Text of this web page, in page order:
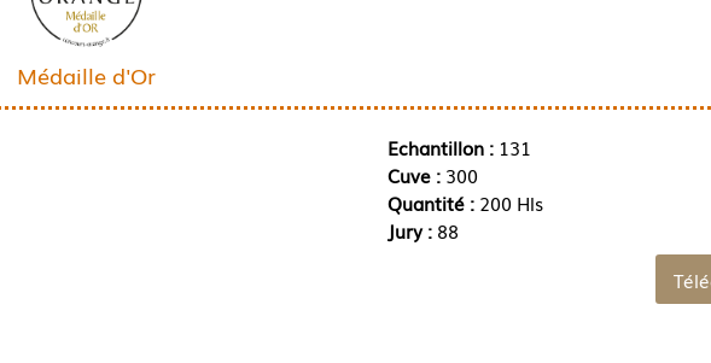
Médaille d'Or
Echantillon :131
Cuve : 300
Quantité : 200 Hls
Jury : 88